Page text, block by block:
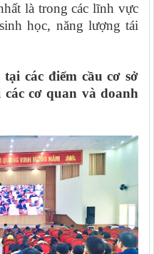
là trong các lĩnh vực
học, năng lượng tái
các điểm cầu cơ sở
cơ quan và doanh